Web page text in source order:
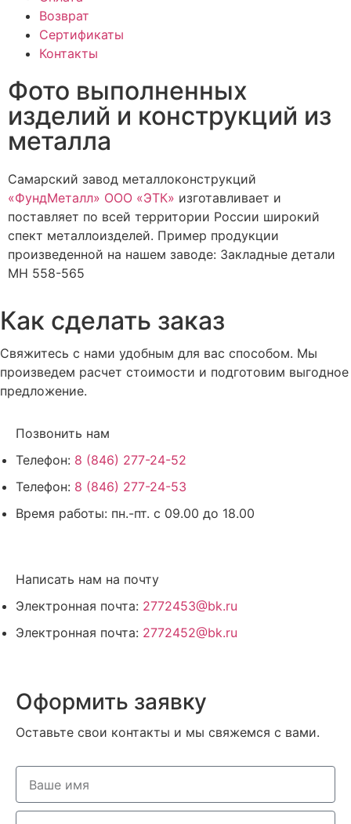
Возврат
Сертификаты
Контакты
Фото выполненных
изделий и конструкций из
металла
Самарский завод металлоконструкций
«ФундМеталл» ООО «ЭТК» изготавливает и
поставляет по всей территории России широкий
спект металлоизделей. Пример продукции
произведенной на нашем заводе: Закладные детали
МН 558-565
Как сделать заказ
Свяжитесь с нами удобным для вас способом. Мы
произведем расчет стоимости и подготовим выгодное
предложение.
Позвонить нам
Телефон: 8 (846) 277-24-52
Телефон: 8 (846) 277-24-53
Время работы: пн.-пт. с 09.00 до 18.00
Написать нам на почту
Электронная почта: 2772453@bk.ru
Электронная почта: 2772452@bk.ru
Оформить заявку
Оставьте свои контакты и мы свяжемся с вами.